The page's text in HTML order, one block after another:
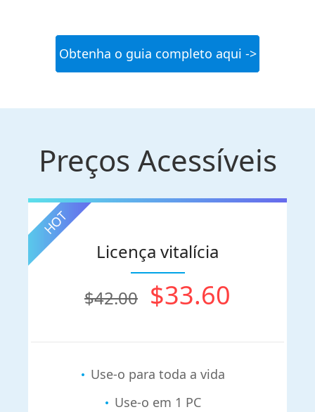
Obtenha o guia completo aqui ->
Preços Acessíveis
Licença vitalícia
$42.00 $33.60
Use-o para toda a vida
Use-o em 1 PC